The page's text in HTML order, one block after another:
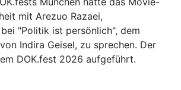
mit Arezuo Razaei,
"Politik ist persönlich", dem
Indira Geisel, zu sprechen. Der
DOK.fest 2026 aufgeführt.